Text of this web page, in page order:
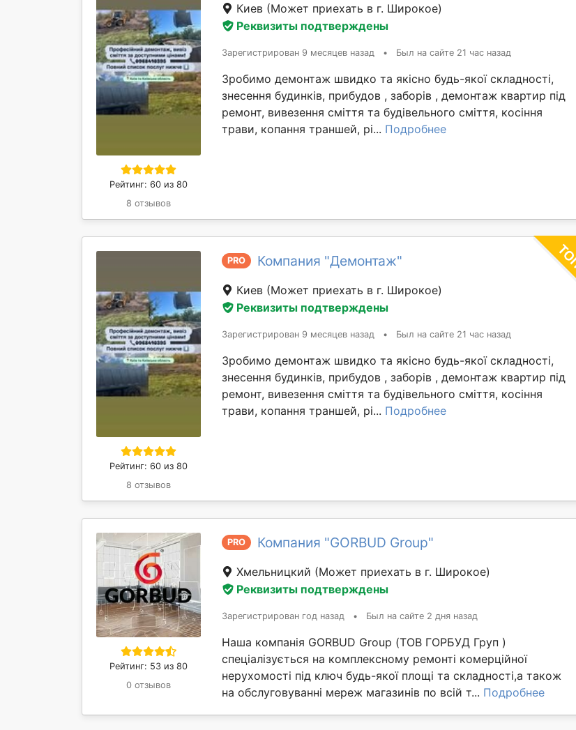
Рейтинг: 60 из 80
8 отзывов
Киев (Может приехать в г. Широкое)
Реквизиты подтверждены
Зарегистрирован 9 месяцев назад • Был на сайте 21 час назад
Зробимо демонтаж швидко та якісно будь-якої складності,
знесення будинків, прибудов , заборів , демонтаж квартир під
ремонт, вивезення сміття та будівельного сміття, косіння
трави, копання траншей, рі... Подробнее
Рейтинг: 60 из 80
8 отзывов
PRO Компания "Демонтаж"
Киев (Может приехать в г. Широкое)
Реквизиты подтверждены
Зарегистрирован 9 месяцев назад • Был на сайте 21 час назад
Зробимо демонтаж швидко та якісно будь-якої складності,
знесення будинків, прибудов , заборів , демонтаж квартир під
ремонт, вивезення сміття та будівельного сміття, косіння
трави, копання траншей, рі... Подробнее
Рейтинг: 53 из 80
0 отзывов
PRO Компания "GORBUD Group"
Хмельницкий (Может приехать в г. Широкое)
Реквизиты подтверждены
Зарегистрирован год назад • Был на сайте 2 дня назад
Наша компанія GORBUD Group (ТОВ ГОРБУД Груп )
спеціалізується на комплексному ремонті комерційної
нерухомості під ключ будь-якої площі та складності,а також
на обслуговуванні мереж магазинів по всій т... Подробнее